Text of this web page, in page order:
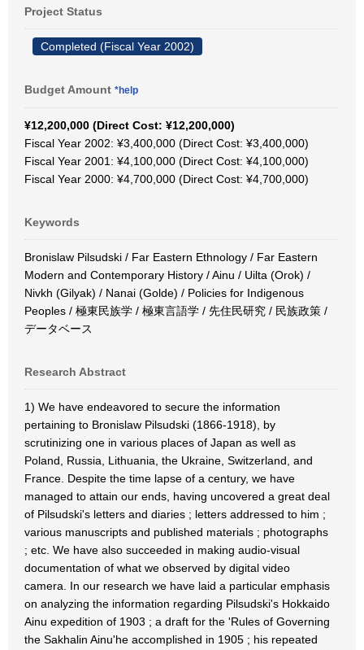
Project Status
Completed (Fiscal Year 2002)
Budget Amount *help
¥12,200,000 (Direct Cost: ¥12,200,000)
Fiscal Year 2002: ¥3,400,000 (Direct Cost: ¥3,400,000)
Fiscal Year 2001: ¥4,100,000 (Direct Cost: ¥4,100,000)
Fiscal Year 2000: ¥4,700,000 (Direct Cost: ¥4,700,000)
Keywords
Bronislaw Pilsudski / Far Eastern Ethnology / Far Eastern
Modern and Contemporary History / Ainu / Uilta (Orok) /
Nivkh (Gilyak) / Nanai (Golde) / Policies for Indigenous
Peoples / 極東民族学 / 極東言語学 / 先住民研究 / 民族政策 /
データベース
Research Abstract
1) We have endeavored to secure the information
pertaining to Bronislaw Pilsudski (1866-1918), by
scrutinizing one in various places of Japan as well as
Poland, Russia, Lithuania, the Ukraine, Switzerland, and
France. Despite the time lapse of a century, we have
managed to attain our ends, having uncovered a great deal
of Pilsudski's letters and diaries ; letters addressed to him ;
various manuscripts and published materials ; photographs
; etc. We have also succeeded in making audio-visual
documentation of what we observed by digital video
camera. In our research we have laid a particular emphasis
on analyzing the information regarding Pilsudski's Hokkaido
Ainu expedition of 1903 ; a draft for the 'Rules of Governing
the Sakhalin Ainu'he accomplished in 1905 ; his repeated